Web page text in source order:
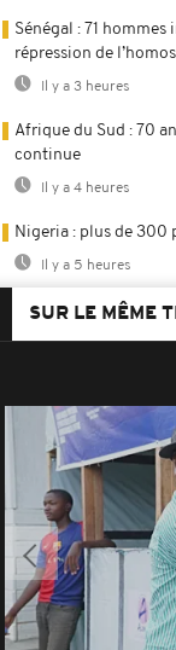
Sénégal : 71
répression de
Il y a 3 heures
Afrique du Sud : 70
continue
Il y a 4 heures
Nigeria : plus de 300
Il y a 5 heures
SUR LE MÊME